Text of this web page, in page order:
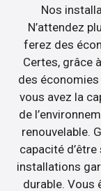
Nos
N’attendez
ferez des
Certes, grâce
des
vous avez la
de
renouvelable.
capacité
installations
durable. Vous